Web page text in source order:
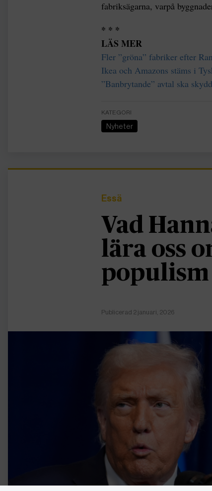
fabriksägarna, varpå
* * *
LÄS MER
Fler ”gröna” fabriker efter
Ikea och Amazons stäms i
”Banbrytande” avtal ska
KATEGORI
Nyheter
Essä
Vad
lära oss
populism
Publicerad 2 januari, 2026